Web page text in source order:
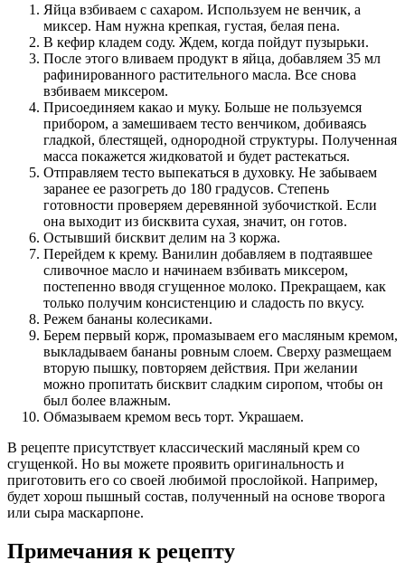
Яйца взбиваем с сахаром. Используем не венчик, а
миксер. Нам нужна крепкая, густая, белая пена.
В кефир кладем соду. Ждем, когда пойдут пузырьки.
После этого вливаем продукт в яйца, добавляем 35 мл
рафинированного растительного масла. Все снова
взбиваем миксером.
Присоединяем какао и муку. Больше не пользуемся
прибором, а замешиваем тесто венчиком, добиваясь
гладкой, блестящей, однородной структуры. Полученная
масса покажется жидковатой и будет растекаться.
Отправляем тесто выпекаться в духовку. Не забываем
заранее ее разогреть до 180 градусов. Степень
готовности проверяем деревянной зубочисткой. Если
она выходит из бисквита сухая, значит, он готов.
Остывший бисквит делим на 3 коржа.
Перейдем к крему. Ванилин добавляем в подтаявшее
сливочное масло и начинаем взбивать миксером,
постепенно вводя сгущенное молоко. Прекращаем, как
только получим консистенцию и сладость по вкусу.
Режем бананы колесиками.
Берем первый корж, промазываем его масляным кремом,
выкладываем бананы ровным слоем. Сверху размещаем
вторую пышку, повторяем действия. При желании
можно пропитать бисквит сладким сиропом, чтобы он
был более влажным.
Обмазываем кремом весь торт. Украшаем.
В рецепте присутствует классический масляный крем со
сгущенкой. Но вы можете проявить оригинальность и
приготовить его со своей любимой прослойкой. Например,
будет хорош пышный состав, полученный на основе творога
или сыра маскарпоне.
Примечания к рецепту